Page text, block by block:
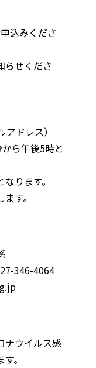
込みくださ
らせくださ
ドレス）
ら午後5時と
ります。
す。
346-4064
ナウイルス感
。